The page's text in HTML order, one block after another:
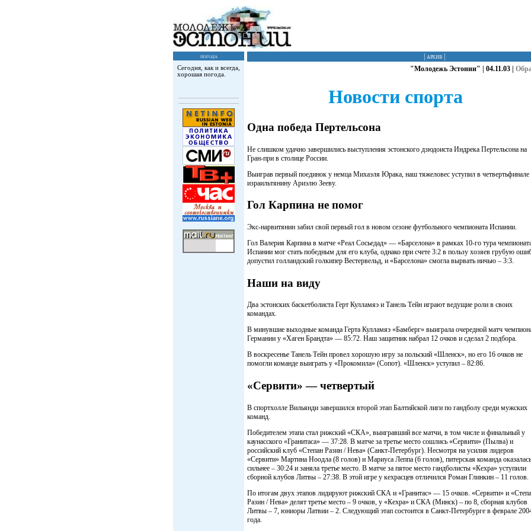
погода
Сегодня, как и всегда,
хорошая погода.
архив
"Молодежь Эстонии" | 04.11.03 |
Новости спорта
Одна победа Пертельсона
Не слишком удачно завершились выступления эстонского дзюдоиста Индрека Пертельсона на
Гран-при в столице России.
Выиграв первый поединок у немца Михаэля Юрака, наш тяжеловес уступил в четвертьфинале
израильтянину Ариэлю Зееву.
Гол Карпина не помог
Экс-нарвитянин забил свой первый гол в новом сезоне футбольного чемпионата Испании.
Гол Валерия Карпина в матче «Реал Сосьедад» — «Барселона» в рамках 10-го тура
Испании мог стать победным для его клуба, однако при счете 3:2 в пользу хозяев грубую
допустил голландский голкипер Вестервельд, и «Барселона» смогла вырвать ничью – 3:3.
Наши на виду
Два эстонских баскетболиста Герт Кулламяэ и Танель Тейн играют ведущие роли в своих
командах.
В минувшие выходные команда Герта Кулламяэ «Бамберг» выиграла очередной матч
Германии у «Хаген Брандта» — 85:72. Наш защитник набрал 12 очков и сделал 2 подбора.
В воскресенье Танель Тейн провел хорошую игру за польский «Шленск», но его 16 очков не
помогли команде выиграть у «Прокомила» (Сопот). «Шленск» уступил – 82:86.
«Сервити» — четвертый
В спортхолле Вильянди завершился второй этап Балтийской лиги по гандболу среди мужских
команд.
Победителем этапа стал рижский «СКА», выигравший все матчи, в том числе и финальный у
каунасского «Гранитаса» — 37:28. В матче за третье место сошлись «Сервити» (Пылва) и
российский клуб «Степан Разин / Нева» (Санкт-Петербург). Несмотря на усилия лидеров
«Сервити» Мартина Ноодла (8 голов) и Мариуса Леппа (6 голов), питерская команда оказалась
сильнее – 30:24 и заняла третье место. В матче за пятое место гандболисты «Кехра» уступили
сборной клубов Литвы – 27:38. В этой игре у кехрасцев отличился Роман Глинкин – 11 голов.
По итогам двух этапов лидируют рижский СКА и «Гранитас» — 15 очков. «Сервити» и
Разин / Нева» делят третье место – 9 очков, у «Кехра» и СКА (Минск) – по 8, сборная клубов
Литвы – 7, юниоры Латвии – 2. Следующий этап состоится в Санкт-Петербурге в феврале
года.